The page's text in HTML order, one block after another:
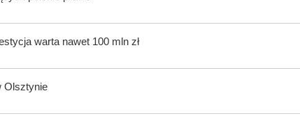
warta nawet 100 mln zł
Olsztynie